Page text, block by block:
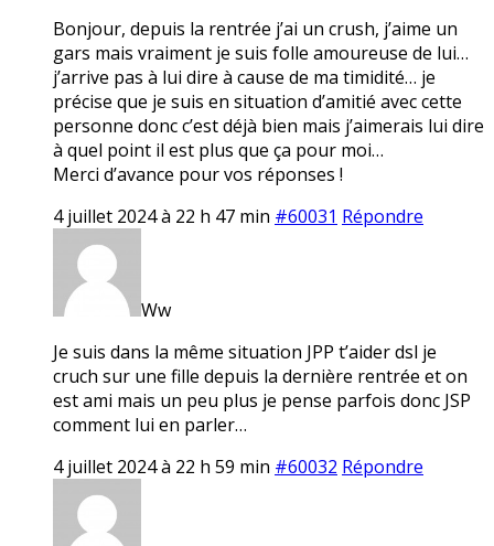
Bonjour, depuis la rentrée j’ai un crush, j’aime un
gars mais vraiment je suis folle amoureuse de lui…
j’arrive pas à lui dire à cause de ma timidité… je
précise que je suis en situation d’amitié avec cette
personne donc c’est déjà bien mais j’aimerais lui dire
à quel point il est plus que ça pour moi…
Merci d’avance pour vos réponses !
4 juillet 2024 à 22 h 47 min #60031 Répondre
Ww
Je suis dans la même situation JPP t’aider dsl je
cruch sur une fille depuis la dernière rentrée et on
est ami mais un peu plus je pense parfois donc JSP
comment lui en parler…
4 juillet 2024 à 22 h 59 min #60032 Répondre